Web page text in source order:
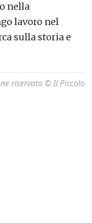
nella
lavoro nel
sulla storia e
riservata © Il Piccolo